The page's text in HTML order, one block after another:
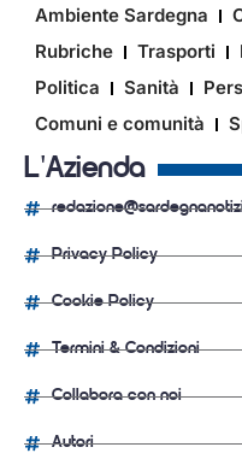
Ambiente Sardegna
Rubriche
Trasporti
Politica
Sanità
Comuni e comunità
L'Azienda
Privacy Policy
Cookie Policy
Termini & Condizioni
Collabora con noi
Autori